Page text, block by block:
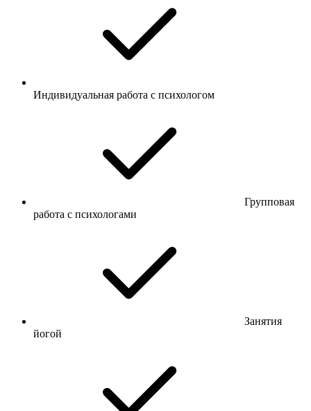
Индивидуальная работа с психологом
Групповая
работа с психологами
Занятия
йогой